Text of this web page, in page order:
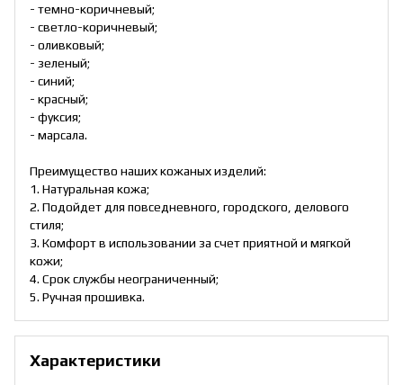
- темно-коричневый;
- светло-коричневый;
- оливковый;
- зеленый;
- синий;
- красный;
- фуксия;
- марсала.
Преимущество наших кожаных изделий:
1. Натуральная кожа;
2. Подойдет для повседневного, городского, делового
стиля;
3. Комфорт в использовании за счет приятной и мягкой
кожи;
4. Срок службы неограниченный;
5. Ручная прошивка.
Характеристики